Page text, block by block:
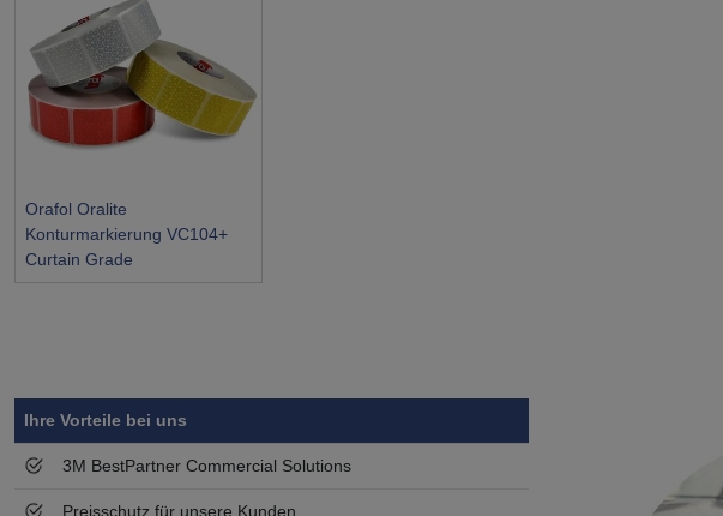
Orafol Oralite
Konturmarkierung VC104+
Curtain Grade
Symbol
Vorteil
Ihre Vorteile bei uns
3M BestPartner Commercial Solutions
Preisschutz für unsere Kunden